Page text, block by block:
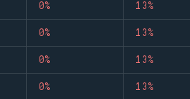
0% 13%
0% 13%
0% 13%
0% 13%